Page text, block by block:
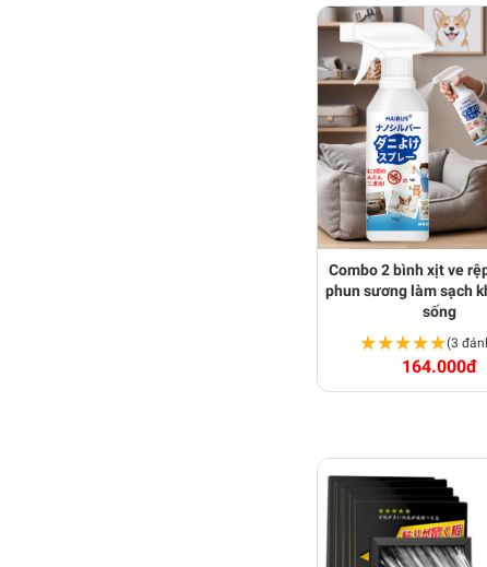
Combo 2 bình xịt ve
phun sương làm sạch
sống
★★★★★
★★★★★(3
164.000đ